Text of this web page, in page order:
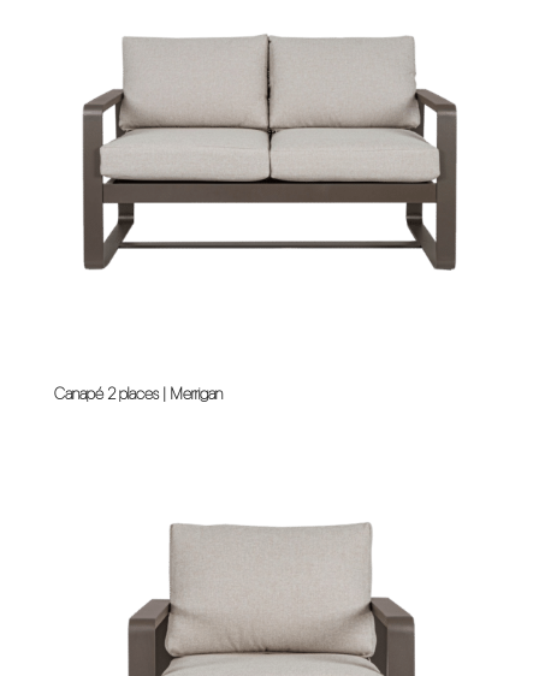
Canapé 2 places | Merrigan